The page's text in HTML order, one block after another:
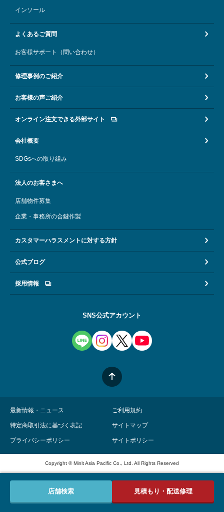
インソール
よくあるご質問
お客様サポート（問い合わせ）
修理事例のご紹介
お客様の声ご紹介
オンライン注文できる外部サイト
会社概要
SDGsへの取り組み
法人のお客さまへ
店舗物件募集
企業・事務所の合鍵作製
カスタマーハラスメントに対する方針
公式ブログ
採用情報
SNS公式アカウント
最新情報・ニュース ご利用規約
特定商取引法に基づく表記 サイトマップ
プライバシーポリシー サイトポリシー
Copyright © Minit Asia Pacific Co., Ltd. All Rights Reserved
店舗検索 見積もり・配送修理